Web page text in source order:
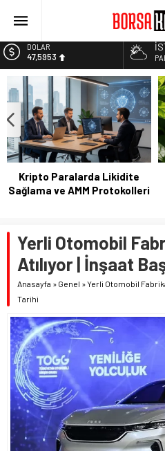
Borsa Bugün Ne Olur? 04/
Haftanın En Çok Kazandıran
Bitcoin Halving Sonrası
2027 Borsa Yatırımları:
DOLAR
47,5953
55,0659
ALTIN
6.521,17
BİST
13.685,30
Kripto Paralarda Likidite
Sağlama ve AMM Protokolleri
Yerli Otomobil
Atılıyor | İnşaat
Anasayfa » Genel »Yerli Otomobil
Tarihi